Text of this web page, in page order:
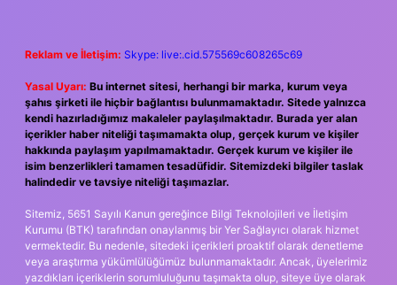
Reklam ve İletişim: Skype: live:.cid.575569c608265c69
Yasal Uyarı: Bu internet sitesi, herhangi bir marka, kurum veya
şahıs şirketi ile hiçbir bağlantısı bulunmamaktadır. Sitede yalnızca
kendi hazırladığımız makaleler paylaşılmaktadır. Burada yer alan
içerikler haber niteliği taşımamakta olup, gerçek kurum ve kişiler
hakkında paylaşım yapılmamaktadır. Gerçek kurum ve kişiler ile
isim benzerlikleri tamamen tesadüfidir. Sitemizdeki bilgiler taslak
halindedir ve tavsiye niteliği taşımazlar.
Sitemiz, 5651 Sayılı Kanun gereğince Bilgi Teknolojileri ve İletişim
Kurumu (BTK) tarafından onaylanmış bir Yer Sağlayıcı olarak hizmet
vermektedir. Bu nedenle, sitedeki içerikleri proaktif olarak denetleme
veya araştırma yükümlülüğümüz bulunmamaktadır. Ancak, üyelerimiz
yazdıkları içeriklerin sorumluluğunu taşımakta olup, siteye üye olarak